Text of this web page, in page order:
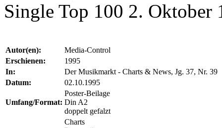
Single Top 100 2. Oktober
Autor(en):
Media-Control
Erschienen:
1995
In:
Der Musikmarkt - Charts & News, Jg. 37, Nr. 39
Datum:
02.10.1995
Umfang/Format:
Poster-Beilage
Din A2
doppelt gefalzt
Charts